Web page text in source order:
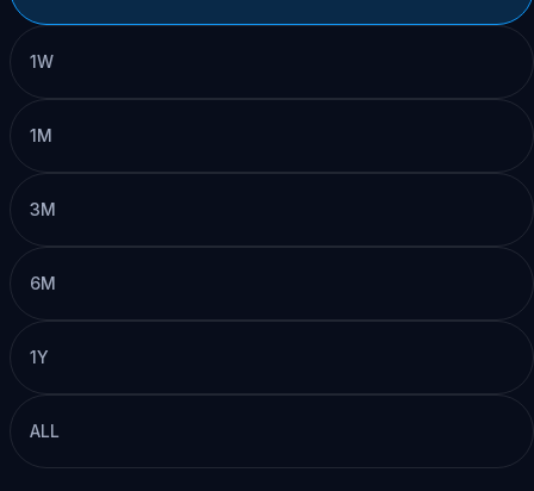
1W
1M
3M
6M
1Y
ALL